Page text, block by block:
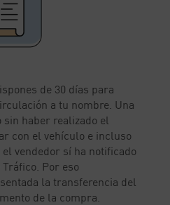
de 30 días para
a tu nombre. Una
sin haber realizado el
con el vehículo e incluso
vendedor sí ha notificado
Por eso
la transferencia del
de la compra.